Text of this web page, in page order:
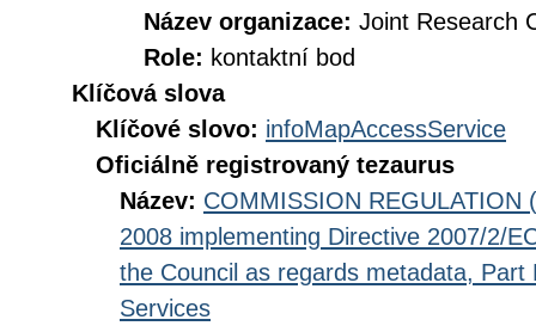
Název organizace: Joint Research
Role: kontaktní bod
Klíčová slova
Klíčové slovo: infoMapAccessService
Oficiálně registrovaný tezaurus
Název: COMMISSION REGULATION
2008 implementing Directive 2007/2/
the Council as regards metadata,
Services